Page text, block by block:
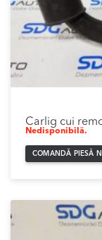
Carlig cui
Nedisponibilă.
COMANDĂ PIESĂ